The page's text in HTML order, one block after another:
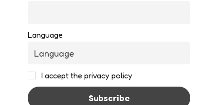
Language
I accept the privacy policy